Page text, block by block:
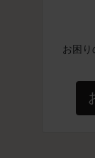
お困